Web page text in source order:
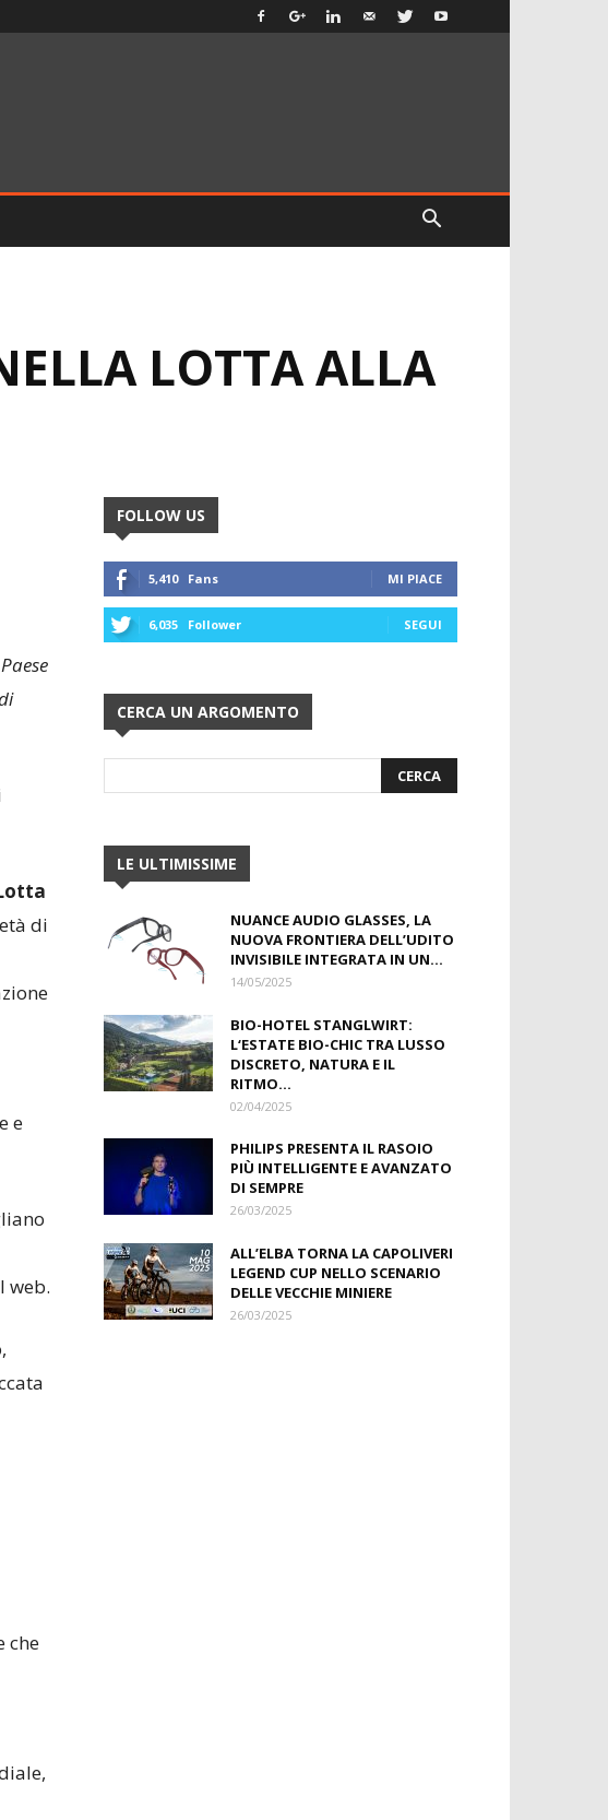
LOTTA ALLA
di
e
web.
che
FOLLOW US
5,410 Fans MI PIACE
6,035 Follower SEGUI
CERCA UN ARGOMENTO
LE ULTIMISSIME
NUANCE AUDIO GLASSES, LA
NUOVA FRONTIERA DELL’UDITO
INVISIBILE INTEGRATA IN UN...
14/05/2025
BIO-HOTEL STANGLWIRT:
L‘ESTATE BIO-CHIC TRA LUSSO
DISCRETO, NATURA E IL
RITMO...
02/04/2025
PHILIPS PRESENTA IL RASOIO
PIÙ INTELLIGENTE E AVANZATO
DI SEMPRE
26/03/2025
ALL’ELBA TORNA LA CAPOLIVERI
LEGEND CUP NELLO SCENARIO
DELLE VECCHIE MINIERE
26/03/2025